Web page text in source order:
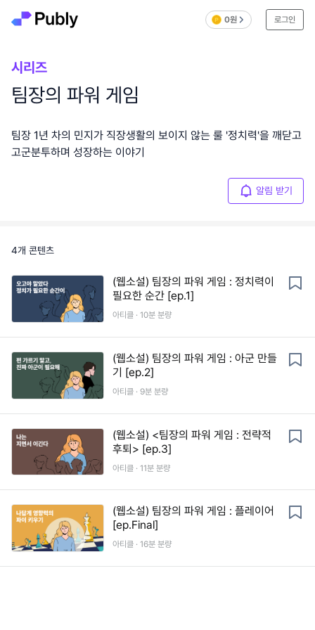
0원 로그인
시리즈
팀장의 파워 게임
팀장 1년 차의 민지가 직장생활의 보이지 않는 룰 '정치력'을 깨닫고
고군분투하며 성장하는 이야기
알림 받기
4개 콘텐츠
(웹소설) 팀장의 파워 게임 : 정치력이
필요한 순간 [ep.1]
아티클 · 10분 분량
(웹소설) 팀장의 파워 게임 : 아군 만들
기 [ep.2]
아티클 · 9분 분량
(웹소설) <팀장의 파워 게임 : 전략적
후퇴> [ep.3]
아티클 · 11분 분량
(웹소설) 팀장의 파워 게임 : 플레이어
[ep.Final]
아티클 · 16분 분량